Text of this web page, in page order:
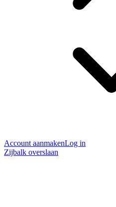
Account aanmakenLog in
Zijbalk overslaan